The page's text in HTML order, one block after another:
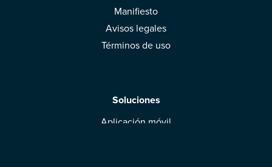
Manifiesto
Avisos legales
Términos de uso
Soluciones
Aplicación móvil